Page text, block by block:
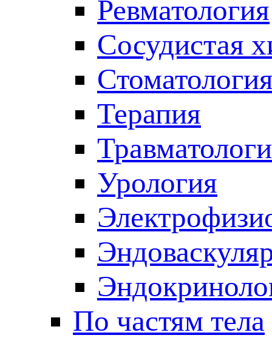
Ревматология
Сосудистая
Терапия
Урология
По частям тела